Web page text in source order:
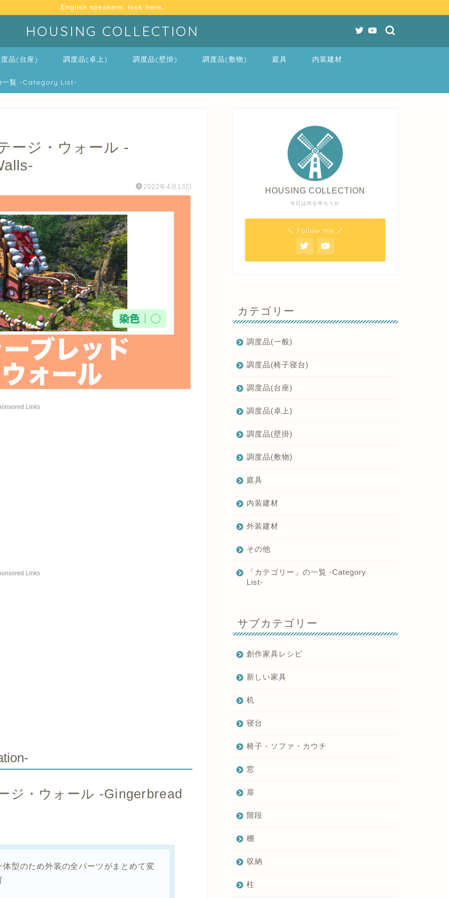
English speakers, look here.
HOUSING COLLECTION
品(台座) 調度品(卓上) 調度品(壁掛) 調度品(敷物) 庭具 内装建材
一覧 -Category List-
ージ・ウォール -
2022年4月13日
Links
Links
ジ・ウォール -Gingerbread
型のため外装の全パーツがまとめて変
今日は何を作ろうか
HOUSING COLLECTION
＼ Follow me ／
カテゴリー
調度品(一般)
調度品(椅子寝台)
調度品(台座)
調度品(卓上)
調度品(壁掛)
調度品(敷物)
庭具
内装建材
外装建材
その他
「カテゴリー」の一覧 -Category
List-
サブカテゴリー
創作家具レシピ
新しい家具
机
寝台
椅子・ソファ・カウチ
窓
扉
階段
棚
収納
柱